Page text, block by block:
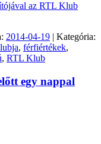
az RTL Klub
2014-04-19 | Kategória:
, férfiértékek,
, RTL Klub
egy nappal